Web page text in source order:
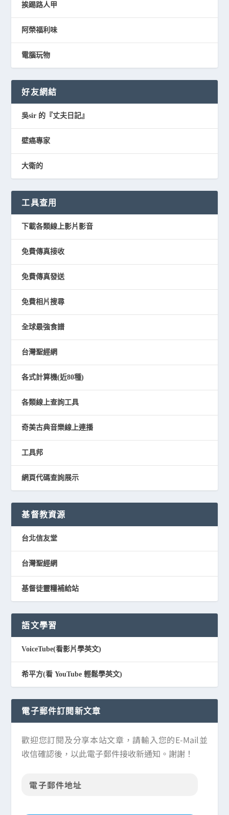
挨踢路人甲
阿榮福利味
電腦玩物
好友網結
吳sir 的『丈夫日記』
壁癌專家
大衛的
工具查用
下載各類線上影片影音
免費傳真接收
免費傳真發送
免費相片搜尋
全球最強食譜
台灣聖經網
各式計算機(近80種)
各類線上查詢工具
奇美古典音樂線上連播
工具邦
網頁代碼查詢展示
基督教資源
台北信友堂
台灣聖經網
基督徒靈糧補給站
語文學習
VoiceTube(看影片學英文)
希平方(看 YouTube 輕鬆學英文)
電子郵件訂閱新文章
歡迎您訂閱及分享本站文章，請輸入您的E-Mail並
收信確認後，以此電子郵件接收新通知。謝謝！